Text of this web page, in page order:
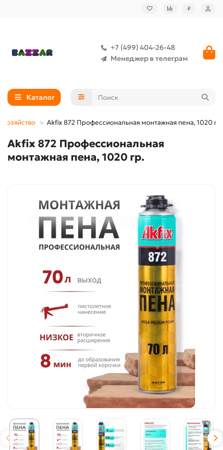
₽
+7 (499) 404-26-48
Менеджер в телеграм
Каталог
Akfix 872 Профессиональная монтажная пена, 1020 гр.
Akfix 872 Профессиональная
монтажная пена, 1020 гр.